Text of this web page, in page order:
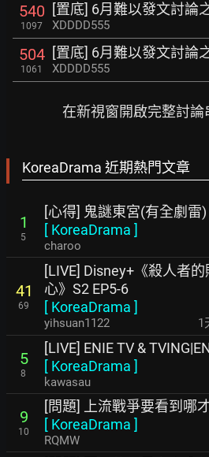
540
1097
[置底] 6月難以發文討論
XDDDD555
504
1061
[置底] 6月難以發文討論
XDDDD555
在新視窗開啟完整討論
KoreaDrama 近期熱門文章
1
5
[心得] 鬼謎東宮(有全劇雷)
[ KoreaDrama ]
charoo
41
69
[LIVE] Disney+《殺人者
心》S2 EP5-6
[ KoreaDrama ]
yihsuan1122 1
5
8
[LIVE] ENIE TV &
[ KoreaDrama ]
kawasau
9
10
[問題] 上流戰爭要看到哪
[ KoreaDrama ]
RQMW